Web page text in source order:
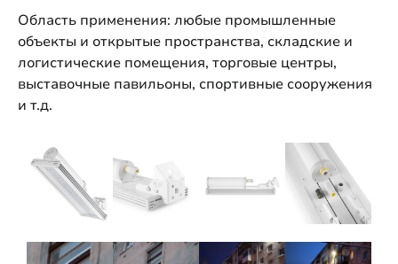
Область применения: любые промышленные
объекты и открытые пространства, складские и
логистические помещения, торговые центры,
выставочные павильоны, спортивные сооружения
и т.д.